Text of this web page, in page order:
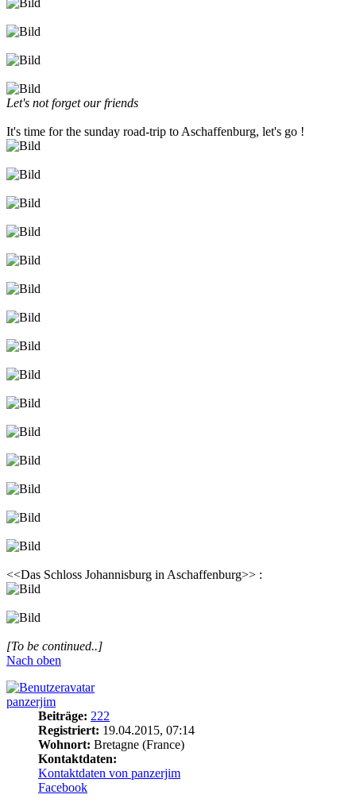
Let's not forget our friends
It's time for the sunday road-trip to Aschaffenburg, let's go !
<<Das Schloss Johannisburg in Aschaffenburg>> :
[To be continued..]
Nach oben
panzerjim
Beiträge: 222
Registriert: 19.04.2015, 07:14
Wohnort: Bretagne (France)
Kontaktdaten:
Kontaktdaten von panzerjim
Facebook